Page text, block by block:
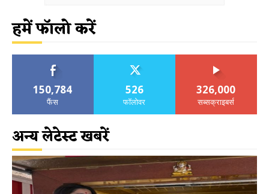
हमें फॉलो करें
150,784
फैंस
526
फॉलोवर
326,000
सब्सक्राइबर्स
अन्य लेटेस्ट खबरें